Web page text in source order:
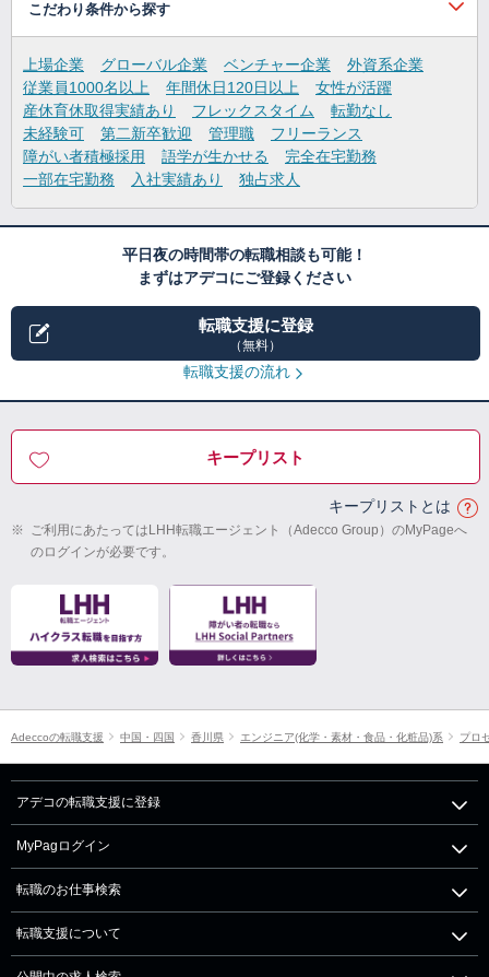
こだわり条件から探す
上場企業 グローバル企業 ベンチャー企業
外資系企業
従業員1000名以上
年間休日120日以上
女性が活躍
産休育休取得実績あり
フレックスタイム
転勤なし
未経験可
第二新卒歓迎 管理職
フリーランス
障がい者積極採用
語学が生かせる
完全在宅勤務
一部在宅勤務
入社実績あり 独占求人
平日夜の時間帯の転職相談も可能！
まずはアデコにご登録ください
転職支援に登録
（無料）
転職支援の流れ
キープリスト
キープリストとは
※ ご利用にあたってはLHH転職エージェント（Adecco Group）のMyPageへ
のログインが必要です。
Adeccoの転職支援 中国・四国 香川県 エンジニア(化学・素材・食品・化粧品)系 プロ
アデコの転職支援に登録
MyPagログイン
転職のお仕事検索
転職支援について